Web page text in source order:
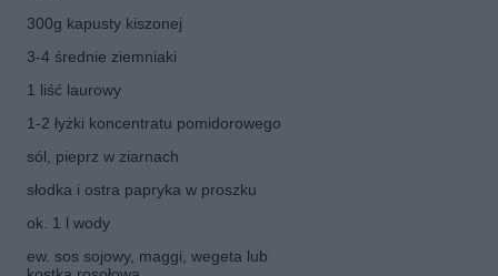
300g kapusty kiszonej
3-4 średnie ziemniaki
1 liść laurowy
1-2 łyżki koncentratu pomidorowego
sól, pieprz w ziarnach
słodka i ostra papryka w proszku
ok. 1 l wody
ew. sos sojowy, maggi, wegeta lub